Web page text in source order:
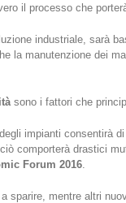
il processo che
industriale, sarà
la manutenzione dei
sono i fattori che
impianti consentirà di
comporterà drastici
Forum 2016
sparire, mentre altri